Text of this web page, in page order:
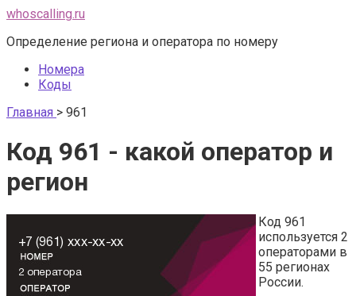
Перейти
контенту
whoscalling.ru
Определение региона и оператора по номеру
Номера
Коды
Главная > 961
Код 961 - какой оператор и
регион
Код 961
используется 2
операторами в
55 регионах
России.